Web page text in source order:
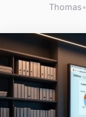
Thomas•